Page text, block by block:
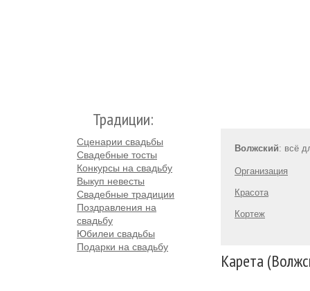
Традиции:
Сценарии свадьбы
Свадебные тосты
Конкурсы на свадьбу
Выкуп невесты
Свадебные традиции
Поздравления на
свадьбу
Юбилеи свадьбы
Подарки на свадьбу
Волжский: всё
Организация
Красота
Кортеж
Карета